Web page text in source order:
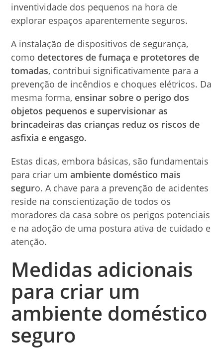
inventividade dos pequenos na hora de
explorar espaços aparentemente seguros.
A instalação de dispositivos de segurança,
como detectores de fumaça e protetores de
tomadas, contribui significativamente para a
prevenção de incêndios e choques elétricos. Da
mesma forma, ensinar sobre o perigo dos
objetos pequenos e supervisionar as
brincadeiras das crianças reduz os riscos de
asfixia e engasgo.
Estas dicas, embora básicas, são fundamentais
para criar umambiente doméstico mais
seguro. A chave para a prevenção de acidentes
reside na conscientização de todos os
moradores da casa sobre os perigos potenciais
e na adoção de uma postura ativa de cuidado e
atenção.
Medidas adicionais
para criar um
ambiente doméstico
seguro